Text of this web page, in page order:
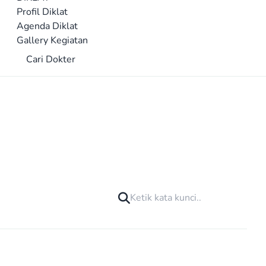
Profil Diklat
Agenda Diklat
Gallery Kegiatan
Cari Dokter